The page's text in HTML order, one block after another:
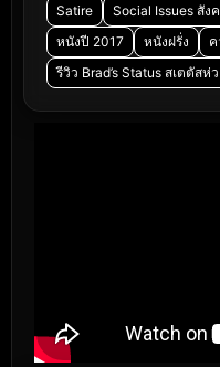
Satire
Social Issues สัง
หนังปี 2017
หนังฝรั่ง
รีวิว Brad’s Status สเตตัส